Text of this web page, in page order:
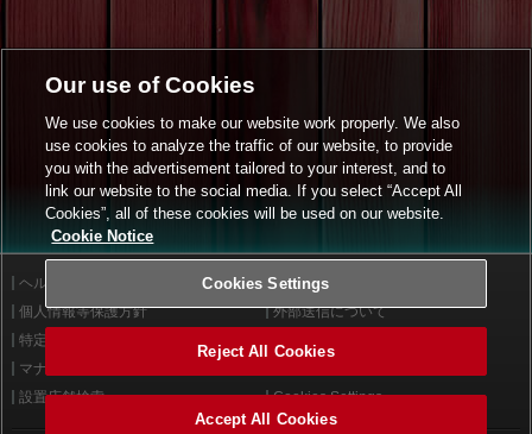
ヘルプ
利用規約
個人情報等保護方針
外部送信について
特定商取引法に基づく表示
マナー＆ルール
設置店舗検索
Cookies Settings
Our use of Cookies
We use cookies to make our website work properly. We also
use cookies to analyze the traffic of our website, to provide
you with the advertisement tailored to your interest, and to
link our website to the social media. If you select “Accept All
Cookies”, all of these cookies will be used on our website.
Cookie Notice
Cookies Settings
Reject All Cookies
Accept All Cookies